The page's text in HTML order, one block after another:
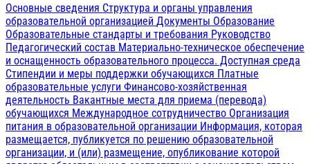
Основные сведения Структура и органы управления
образовательной организацией Документы Образование
Образовательные стандарты и требования Руководство
Педагогический состав Материально-техническое обеспечение
и оснащенность образовательного процесса. Доступная среда
Стипендии и меры поддержки обучающихся Платные
образовательные услуги Финансово-хозяйственная
деятельность Вакантные места для приема (перевода)
обучающихся Международное сотрудничество Организация
питания в образовательной организации Информация, которая
размещается, публикуется по решению образовательной
организации, и (или) размещение, опубликование которой